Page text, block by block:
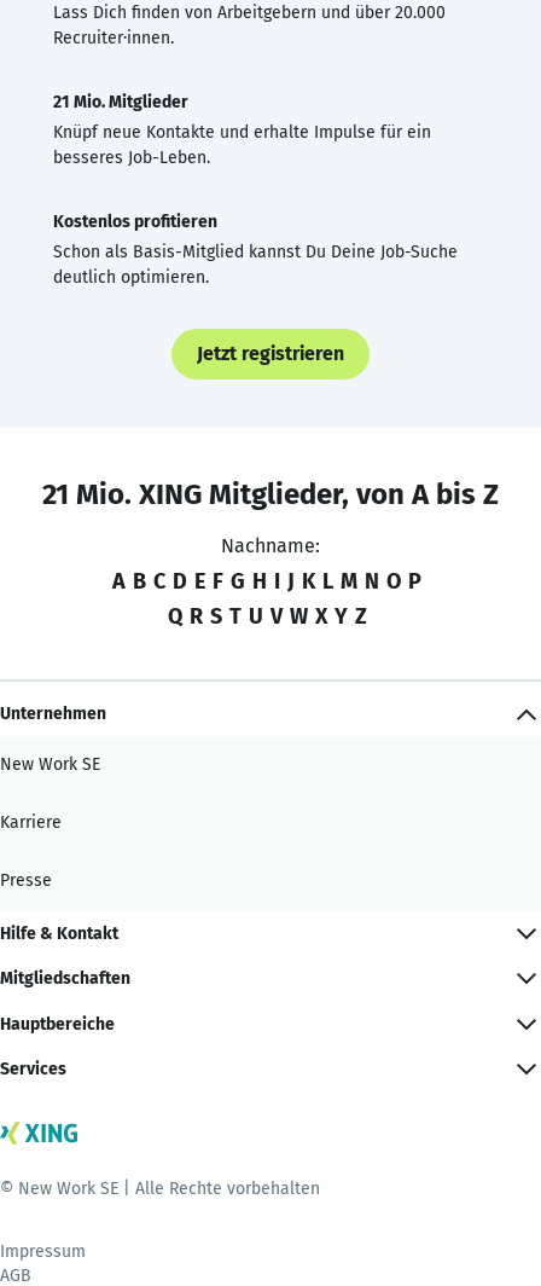
Lass Dich finden von Arbeitgebern und über 20.000
Recruiter·innen.
21 Mio. Mitglieder
Knüpf neue Kontakte und erhalte Impulse für ein
besseres Job-Leben.
Kostenlos profitieren
Schon als Basis-Mitglied kannst Du Deine Job-Suche
deutlich optimieren.
Jetzt registrieren
21 Mio. XING Mitglieder, von A bis Z
Nachname:
A B C D E F G H I J K L M N O P
Q R S T U V W X Y Z
Unternehmen
New Work SE
Karriere
Presse
Hilfe & Kontakt
Mitgliedschaften
Hauptbereiche
Services
© New Work SE | Alle Rechte vorbehalten
Impressum
AGB